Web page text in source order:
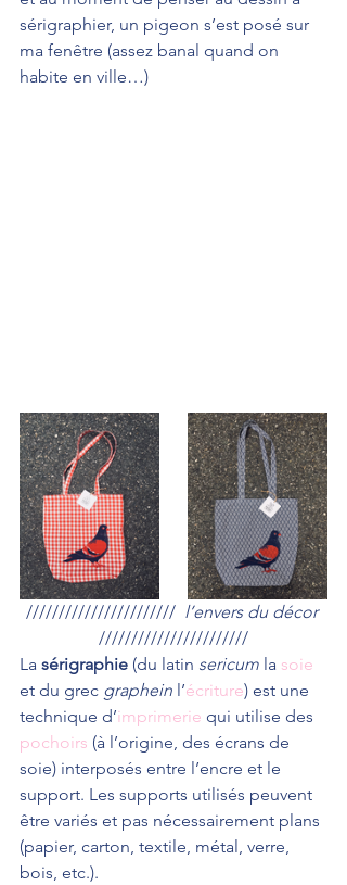
sérigraphier, un pigeon s’est posé sur
ma fenêtre (assez banal quand on
habite en ville…)
/////////////////////// l’envers du décor
///////////////////////
La sérigraphie (du latin sericum la soie
et du grec graphein l’écriture) est une
technique d’imprimerie qui utilise des
pochoirs (à l’origine, des écrans de
soie) interposés entre l’encre et le
support. Les supports utilisés peuvent
être variés et pas nécessairement plans
(papier, carton, textile, métal, verre,
bois, etc.).